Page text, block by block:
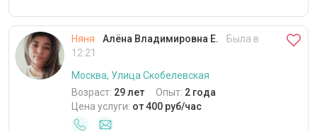
Няня Алёна Владимировна Е.
Была в
12:21
Москва, Улица Скобелевская
Возраст: 29 лет Опыт: 2 года
Цена услуги: от 400 руб/час